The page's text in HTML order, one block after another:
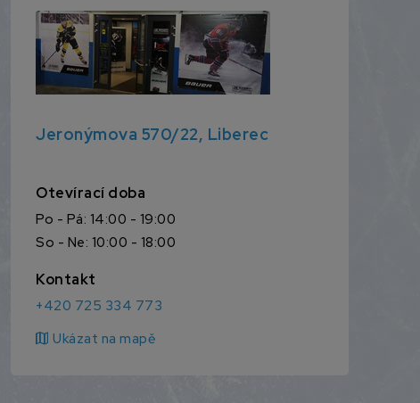
Jeronýmova 570/22, Liberec
Otevírací doba
Po - Pá: 14:00 - 19:00
So - Ne: 10:00 - 18:00
Kontakt
+420 725 334 773
map Ukázat na mapě